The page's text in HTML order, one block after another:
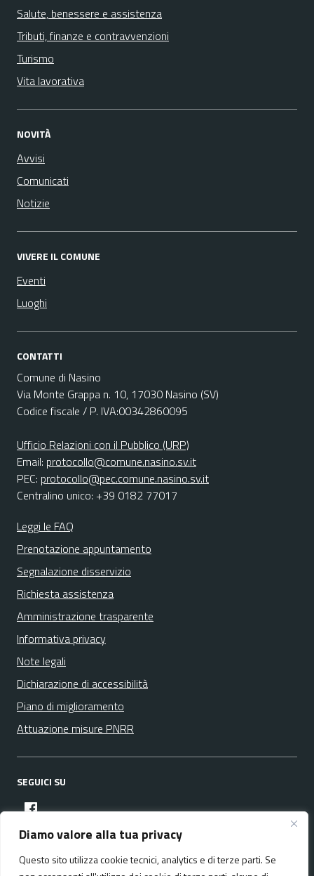
Diamo valore alla tua privacy
Questo sito utilizza cookie tecnici, analytics e di terze parti. Se
Salute, benessere e assistenza
Tributi, finanze e contravvenzioni
Turismo
Vita lavorativa
NOVITÀ
Avvisi
Comunicati
Notizie
VIVERE IL COMUNE
Eventi
Luoghi
CONTATTI
Comune di Nasino
Via Monte Grappa n. 10, 17030 Nasino (SV)
Codice fiscale / P. IVA:00342860095
Ufficio Relazioni con il Pubblico (URP)
Email: protocollo@comune.nasino.sv.it
PEC: protocollo@pec.comune.nasino.sv.it
Centralino unico: +39 0182 77017
Leggi le FAQ
Prenotazione appuntamento
Segnalazione disservizio
Richiesta assistenza
Amministrazione trasparente
Informativa privacy
Note legali
Dichiarazione di accessibilità
Piano di miglioramento
Attuazione misure PNRR
SEGUICI SU
facebook
Media policy Mappa del sito